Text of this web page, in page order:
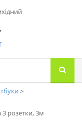
розетки, 3м